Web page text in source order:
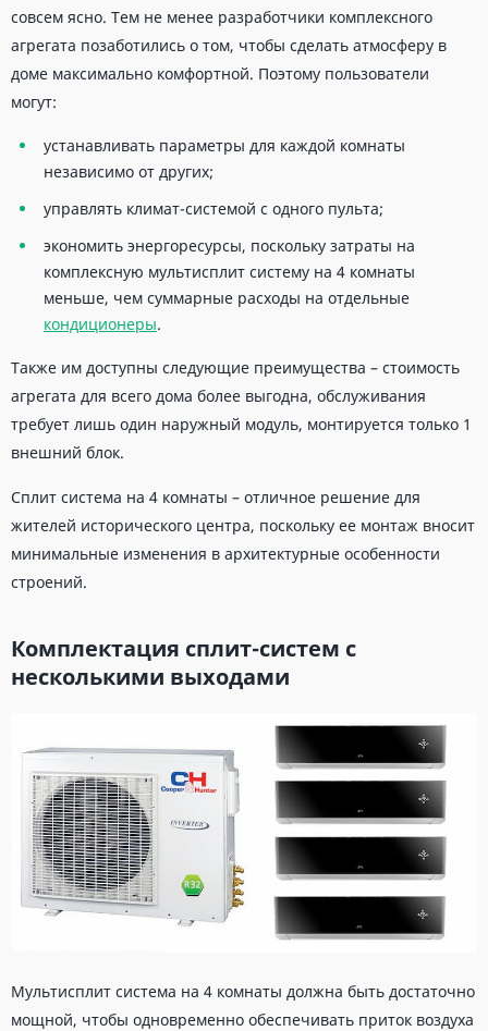
совсем ясно. Тем не менее разработчики комплексного
агрегата позаботились о том, чтобы сделать атмосферу в
доме максимально комфортной. Поэтому пользователи
могут:
устанавливать параметры для каждой комнаты
независимо от других;
управлять климат-системой с одного пульта;
экономить энергоресурсы, поскольку затраты на
комплексную мультисплит систему на 4 комнаты
меньше, чем суммарные расходы на отдельные
кондиционеры.
Также им доступны следующие преимущества – стоимость
агрегата для всего дома более выгодна, обслуживания
требует лишь один наружный модуль, монтируется только 1
внешний блок.
Сплит система на 4 комнаты – отличное решение для
жителей исторического центра, поскольку ее монтаж вносит
минимальные изменения в архитектурные особенности
строений.
Комплектация сплит-систем с
несколькими выходами
Мультисплит система на 4 комнаты должна быть достаточно
мощной, чтобы одновременно обеспечивать приток воздуха